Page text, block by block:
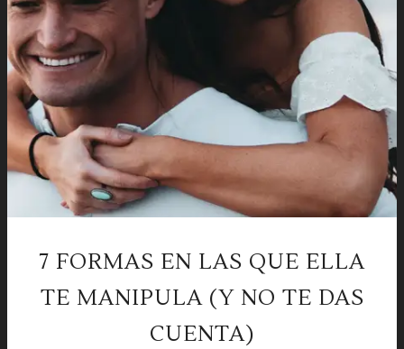
7 FORMAS EN LAS QUE ELLA
TE MANIPULA (Y NO TE DAS
CUENTA)